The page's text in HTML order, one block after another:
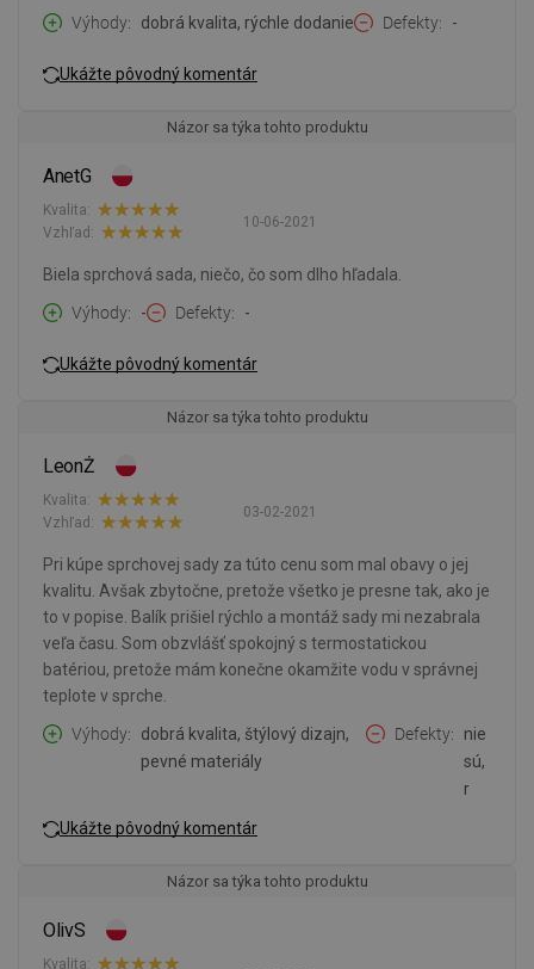
Výhody
dobrá kvalita, rýchle dodanie Defekty -
Ukážte pôvodný komentár
Názor sa týka tohto produktu
AnetG
10-06-2021
Kvalita:
Vzhľad:
Biela sprchová sada, niečo, čo som dlho hľadala.
Výhody
- Defekty -
Ukážte pôvodný komentár
Názor sa týka tohto produktu
LeonŻ
03-02-2021
Kvalita:
Vzhľad:
Pri kúpe sprchovej sady za túto cenu som mal obavy o jej
kvalitu. Avšak zbytočne, pretože všetko je presne tak, ako je
to v popise. Balík prišiel rýchlo a montáž sady mi nezabrala
veľa času. Som obzvlášť spokojný s termostatickou
batériou, pretože mám konečne okamžite vodu v správnej
teplote v sprche.
Výhody
dobrá kvalita, štýlový dizajn,
pevné materiály
Defekty
nie
sú,
r
Ukážte pôvodný komentár
Názor sa týka tohto produktu
OlivS
Kvalita: